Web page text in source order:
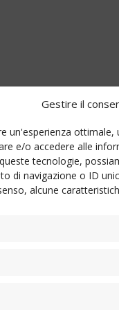
Gestire il
un'esperienza
e/o accedere alle
tecnologie,
di navigazione o ID
alcune